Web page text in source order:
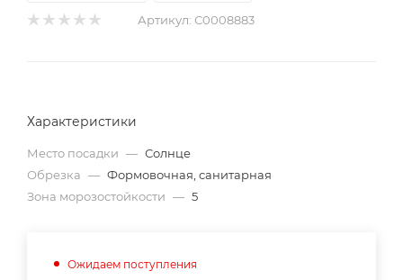
Артикул: С0008883
Характеристики
Место посадки — Солнце
Обрезка — Формовочная, санитарная
Зона морозостойкости — 5
Ожидаем поступления